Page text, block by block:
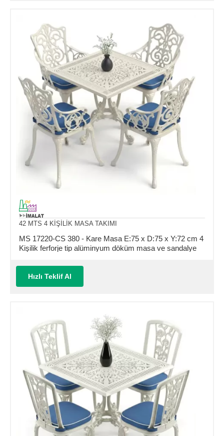
42 MTS 4 KİŞİLİK MASA TAKIMI
MS 17220-CS 380 - Kare Masa E:75 x D:75 x Y:72 cm 4
Kişilik ferforje tip alüminyum döküm masa ve sandalye
Hızlı Teklif Al